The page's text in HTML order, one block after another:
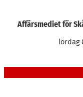
Affärsmediet för
lördag